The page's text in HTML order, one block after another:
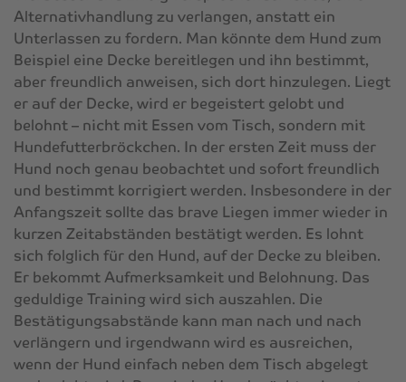
Alternativhandlung zu verlangen, anstatt ein
Unterlassen zu fordern. Man könnte dem Hund zum
Beispiel eine Decke bereitlegen und ihn bestimmt,
aber freundlich anweisen, sich dort hinzulegen. Liegt
er auf der Decke, wird er begeistert gelobt und
belohnt – nicht mit Essen vom Tisch, sondern mit
Hundefutterbröckchen. In der ersten Zeit muss der
Hund noch genau beobachtet und sofort freundlich
und bestimmt korrigiert werden. Insbesondere in der
Anfangszeit sollte das brave Liegen immer wieder in
kurzen Zeitabständen bestätigt werden. Es lohnt
sich folglich für den Hund, auf der Decke zu bleiben.
Er bekommt Aufmerksamkeit und Belohnung. Das
geduldige Training wird sich auszahlen. Die
Bestätigungsabstände kann man nach und nach
verlängern und irgendwann wird es ausreichen,
wenn der Hund einfach neben dem Tisch abgelegt